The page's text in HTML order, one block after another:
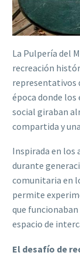
La Pulpería del
recreación
representativos
época donde los
social giraban
compartida y
Inspirada en los
durante
comunitaria en
permite
que
espacio de
El desafío de